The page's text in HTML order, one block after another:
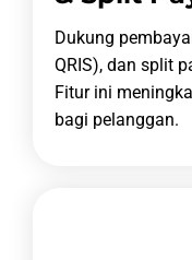
Dukung
QRIS), dan split
Fitur ini
bagi pelanggan.